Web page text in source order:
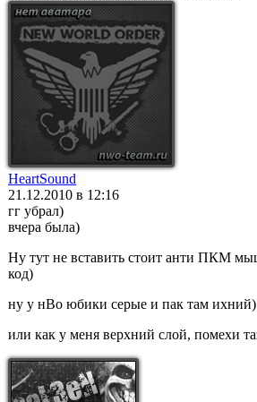
HeartSound
21.12.2010 в 12:16
гг убрал)
вчера была)
Ну тут не вставить стоит анти ПКМ
код)
ну у нВо юбики серые и пак там ихний)
или как у меня верхний слой, помехи